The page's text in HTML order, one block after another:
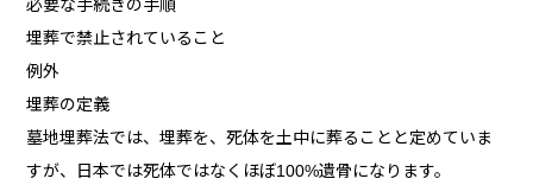
必要な手続きの手順
埋葬で禁止されていること
例外
埋葬の定義
墓地埋葬法では、埋葬を、死体を土中に葬ることと定めていま
すが、日本では死体ではなくほぼ100%遺骨になります。